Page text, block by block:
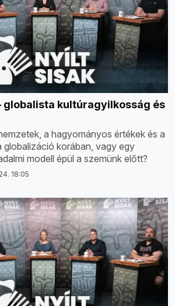
globalista kultúragyilkosság és
a hagyományos értékek és a
globalizáció korában, vagy egy
modell épül a szemünk előtt?
18:05